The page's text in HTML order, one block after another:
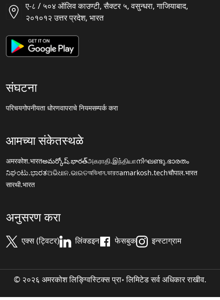
ए-८ / ५०४ ऑलिव काउण्टी, सैक्टर ५, वसुन्धरा, गाजियाबाद,
२०१०१२ उत्तर प्रदेश, भारत
संघटना
परिचयगोपनीयता धोरणवापराचे नियमसम्पर्क करा
आमच्या संकेतस्थळे
अमरकोश.भारतఅమర్కోష్.భారత్அகராதி.இந்தியாനിഘണ്ടു.ഭാരതം
ನಿಘಂಟು.ಭಾರತଅଭିଧାନ.ଭାରତঅভিধান.ভারতamarkosh.techचौपाल.भारत
सारथी.भारत
अनुसरण करा
एक्स (ट्विटर) लिंक्डइन फेसबुक इन्स्टाग्राम
© २०२६ अमरकोश लिङ्ग्विस्टिक्स प्रा॰ लिमिटेड सर्व अधिकार राखीव.